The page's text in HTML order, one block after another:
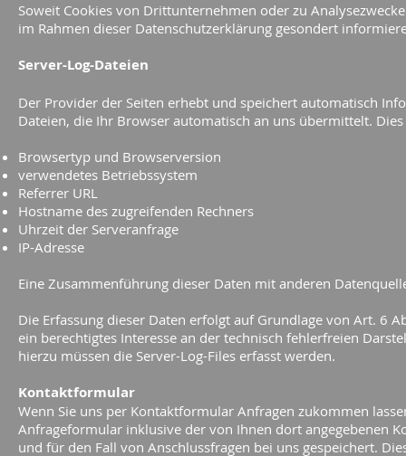
Soweit Cookies von Drittunternehmen oder zu
im Rahmen dieser Datenschutzerklärung gesondert
Server-Log-Dateien
Der Provider der Seiten erhebt und speichert automatisch
Dateien, die Ihr Browser automatisch an uns übermittelt.
Browsertyp und Browserversion
verwendetes Betriebssystem
Referrer URL
Hostname des zugreifenden Rechners
Uhrzeit der Serveranfrage
IP-Adresse
Eine Zusammenführung dieser Daten mit anderen
Die Erfassung dieser Daten erfolgt auf Grundlage von Art. 6
ein berechtigtes Interesse an der technisch fehlerfreien
hierzu müssen die Server-Log-Files erfasst werden.
Kontaktformular
Wenn Sie uns per Kontaktformular Anfragen zukommen
Anfrageformular inklusive der von Ihnen dort angegebenen
und für den Fall von Anschlussfragen bei uns gespeichert.